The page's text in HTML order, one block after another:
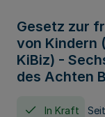
Gesetz zur
von Kindern
KiBiz) -
des Achten
In Kraft